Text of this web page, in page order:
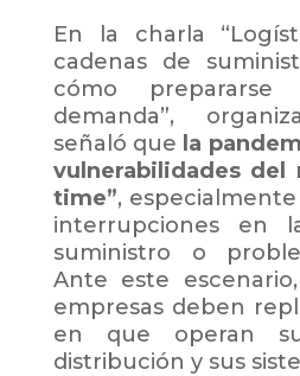
En la charla
cadenas de
cómo
demanda”,
señaló que la
vulnerabilidades del
time”,
interrupciones en
suministro o
Ante este
empresas deben
en que operan
distribución y sus